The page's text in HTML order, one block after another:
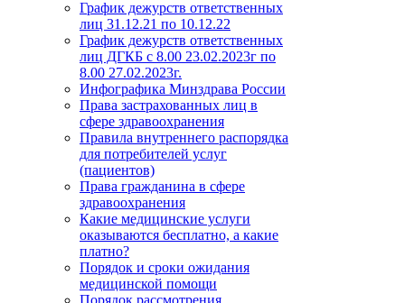
График дежурств ответственных
лиц 31.12.21 по 10.12.22
График дежурств ответственных
лиц ДГКБ с 8.00 23.02.2023г по
8.00 27.02.2023г.
Инфографика Минздрава России
Права застрахованных лиц в
сфере здравоохранения
Правила внутреннего распорядка
для потребителей услуг
(пациентов)
Права гражданина в сфере
здравоохранения
Какие медицинские услуги
оказываются бесплатно, а какие
платно?
Порядок и сроки ожидания
медицинской помощи
Порядок рассмотрения